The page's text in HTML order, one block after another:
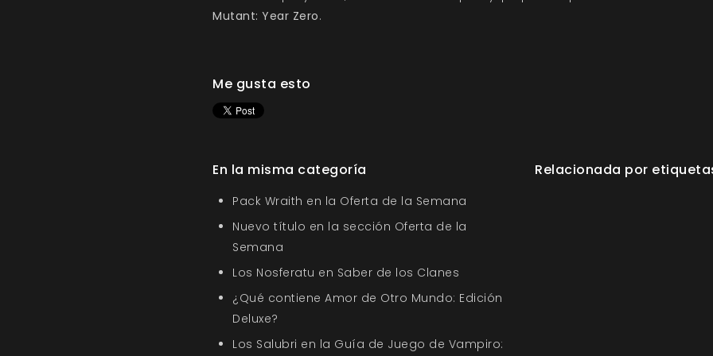
Mutant: Year Zero.
Me gusta esto
En la misma categoría
Pack Wraith en la Oferta de la Semana
Nuevo título en la sección Oferta de la
Semana
Los Nosferatu en Saber de los Clanes
¿Qué contiene Amor de Otro Mundo: Edición
Deluxe?
Los Salubri en la Guía de Juego de Vampiro:
Relacionada por